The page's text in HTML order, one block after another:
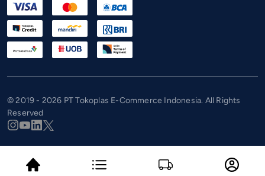
© 2019 - 2026 PT Tokoplas E-Commerce Indonesia. All Rights
Reserved